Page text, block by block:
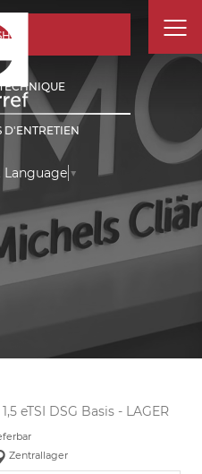
D'ENTRETIEN
Language ▼
1,5 eTSI DSG Basis - LAGER
Zentrallager